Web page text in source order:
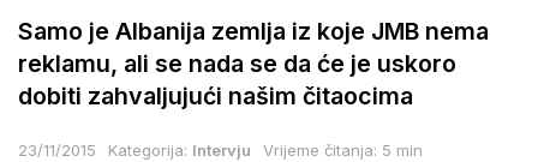
Samo je Albanija zemlja iz koje JMB nema
reklamu, ali se nada se da će je uskoro
dobiti zahvaljujući našim čitaocima
23/11/2015 Kategorija: Intervju Vrijeme čitanja: 5 min